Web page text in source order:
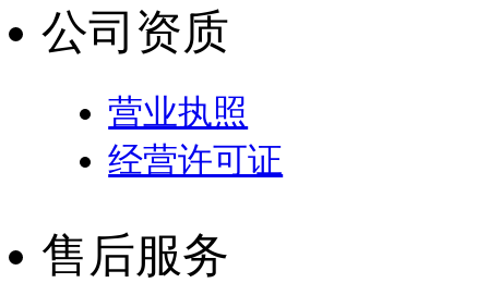
公司资质
营业执照
经营许可证
售后服务